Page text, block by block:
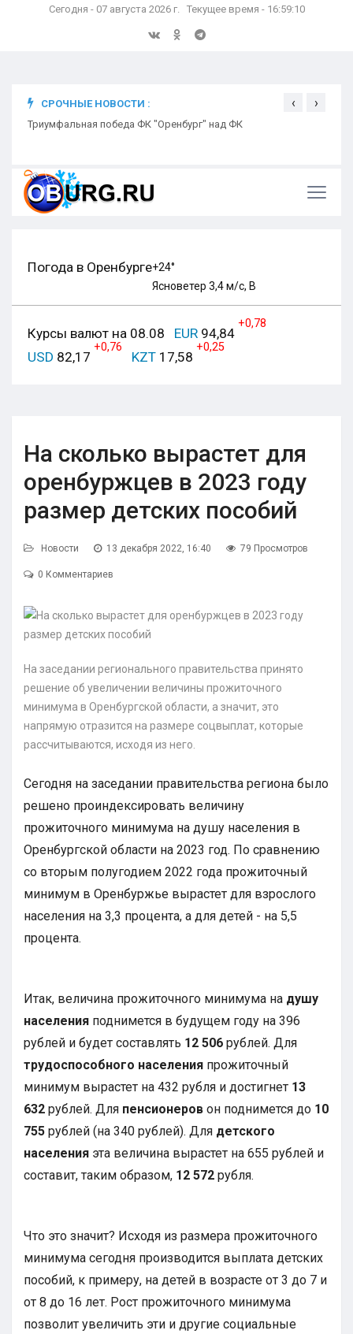
Сегодня - 07 августа 2026 г. Текущее время - 16:59:11
СРОЧНЫЕ НОВОСТИ :
Триумфальная победа ФК "Оренбург" над ФК
‹ ›
Погода в Оренбурге+24°
Ясноветер 3,4 м/с, В
Курсы валют на 08.08 EUR 94,84
+0,78
USD 82,17
+0,76
KZT 17,58
+0,25
На сколько вырастет для
оренбуржцев в 2023 году
размер детских пособий
Новости 13 декабря 2022, 16:40 79 Просмотров
0 Комментариев
На заседании регионального правительства принято
решение об увеличении величины прожиточного
минимума в Оренбургской области, а значит, это
напрямую отразится на размере соцвыплат, которые
рассчитываются, исходя из него.
Сегодня на заседании правительства региона было
решено проиндексировать величину
прожиточного минимума на душу населения в
Оренбургской области на 2023 год. По сравнению
со вторым полугодием 2022 года прожиточный
минимум в Оренбуржье вырастет для взрослого
населения на 3,3 процента, а для детей - на 5,5
процента.
Итак, величина прожиточного минимума на душу
населения поднимется в будущем году на 396
рублей и будет составлять 12 506 рублей. Для
трудоспособного населения прожиточный
минимум вырастет на 432 рубля и достигнет 13
632 рублей. Для пенсионеров он поднимется до 10
755 рублей (на 340 рублей). Для детского
населения эта величина вырастет на 655 рублей и
составит, таким образом, 12 572 рубля.
Что это значит? Исходя из размера прожиточного
минимума сегодня производится выплата детских
пособий, к примеру, на детей в возрасте от 3 до 7 и
от 8 до 16 лет. Рост прожиточного минимума
позволит увеличить эти и другие социальные